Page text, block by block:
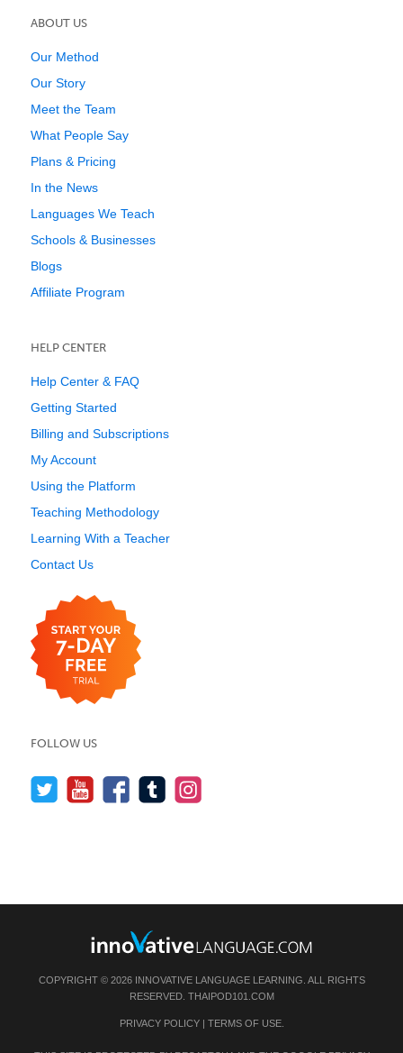
ABOUT US
Our Method
Our Story
Meet the Team
What People Say
Plans & Pricing
In the News
Languages We Teach
Schools & Businesses
Blogs
Affiliate Program
HELP CENTER
Help Center & FAQ
Getting Started
Billing and Subscriptions
My Account
Using the Platform
Teaching Methodology
Learning With a Teacher
Contact Us
FOLLOW US
COPYRIGHT © 2026 INNOVATIVE LANGUAGE LEARNING. ALL RIGHTS
RESERVED. THAIPOD101.COM
PRIVACY POLICY| TERMS OF USE.